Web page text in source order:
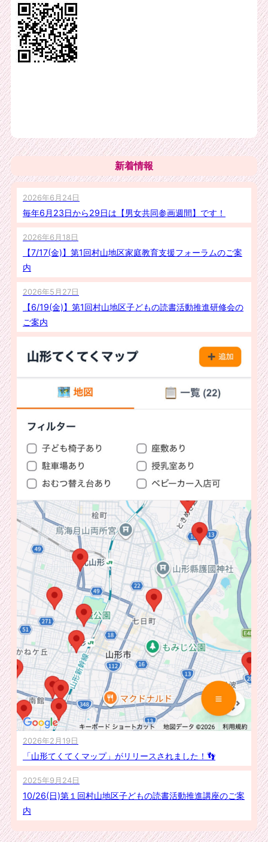
新着情報
2026年6月24日
毎年6月23日から29日は【男女共同参画週間】です！
2026年6月18日
【7/17(金)】第1回村山地区家庭教育支援フォーラムのご案
内
2026年5月27日
【6/19(金)】第1回村山地区子どもの読書活動推進研修会の
ご案内
2026年2月19日
「山形てくてくマップ」がリリースされました！👣
2025年9月24日
10/26(日)第１回村山地区子どもの読書活動推進講座のご案
内